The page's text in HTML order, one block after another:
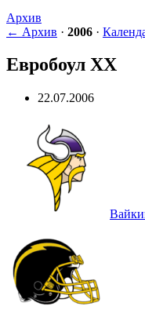
Архив
← Архив · 2006 ·
Евробоул XX
22.07.2006